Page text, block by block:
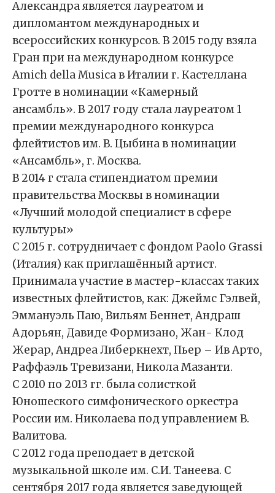
Александра является лауреатом и
дипломантом международных и
всероссийских конкурсов. В 2015 году взяла
Гран при на международном конкурсе
Amich della Musica в Италии г. Кастеллана
Гротте в номинации «Камерный
ансамбль». В 2017 году стала лауреатом 1
премии международного конкурса
флейтистов им. В. Цыбина в номинации
«Ансамбль», г. Москва.
В 2014 г стала стипендиатом премии
правительства Москвы в номинации
«Лучший молодой специалист в сфере
культуры»
С 2015 г. сотрудничает с фондом Paolo Grassi
(Италия) как приглашённый артист.
Принимала участие в мастер-классах таких
известных флейтистов, как: Джеймс Гэлвей,
Эммануэль Паю, Вильям Беннет, Андраш
Адорьян, Давиде Формизано, Жан- Клод
Жерар, Андреа Либеркнехт, Пьер – Ив Арто,
Раффаэль Тревизани, Никола Мазанти.
С 2010 по 2013 гг. была солисткой
Юношеского симфонического оркестра
России им. Николаева под управлением В.
Валитова.
С 2012 года преподает в детской
музыкальной школе им. С.И. Танеева. С
сентября 2017 года является заведующей